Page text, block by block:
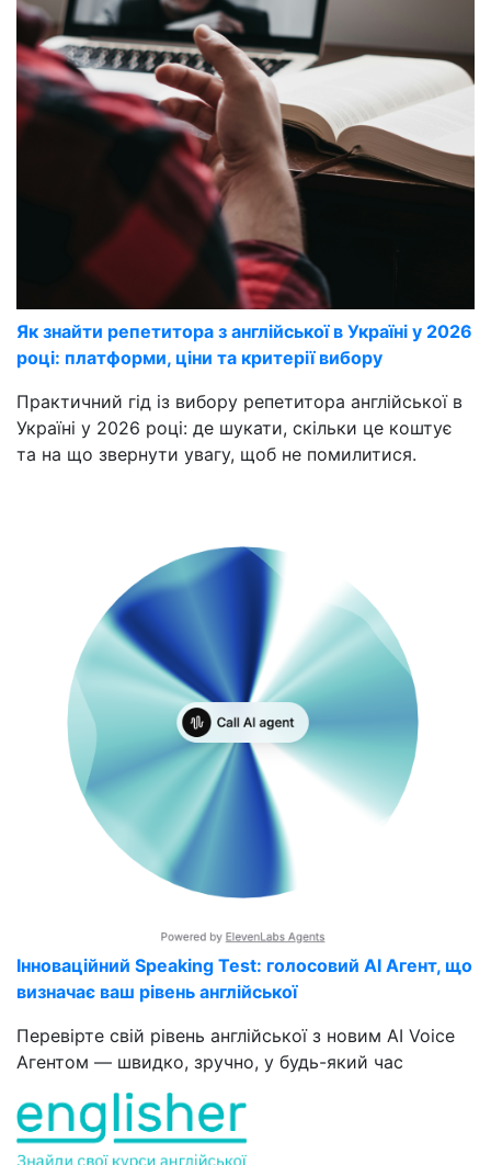
Як знайти репетитора з англійської в Україні у 2026
році: платформи, ціни та критерії вибору
Практичний гід із вибору репетитора англійської в
Україні у 2026 році: де шукати, скільки це коштує
та на що звернути увагу, щоб не помилитися.
Інноваційний Speaking Test: голосовий AI Агент, що
визначає ваш рівень англійської
Перевірте свій рівень англійської з новим AI Voice
Агентом — швидко, зручно, у будь-який час